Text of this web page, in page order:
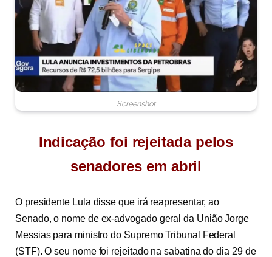
Screenshot
Indicação foi rejeitada pelos
senadores em abril
O presidente Lula disse que irá reapresentar, ao
Senado, o nome de ex-advogado geral da União Jorge
Messias para ministro do Supremo Tribunal Federal
(STF). O seu nome foi rejeitado na sabatina do dia 29 de